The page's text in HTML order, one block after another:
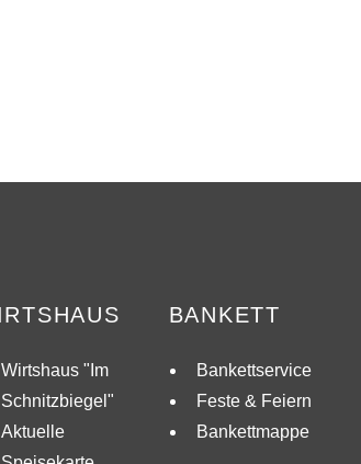
Wirtshaus "Im
Schnitzbiegel"
Aktuelle
BANKETT
Bankettservice
Feste & Feiern
Bankettmappe